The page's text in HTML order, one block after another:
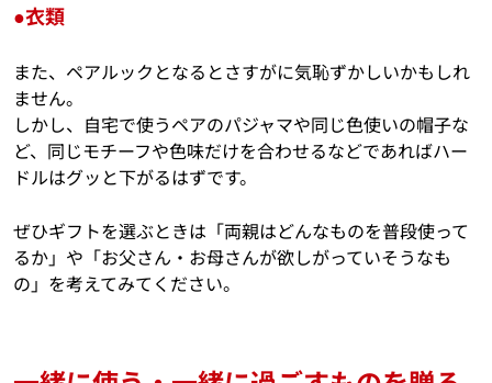
●衣類
また、ペアルックとなるとさすがに気恥ずかしいかもしれ
ません。
しかし、自宅で使うペアのパジャマや同じ色使いの帽子な
ど、同じモチーフや色味だけを合わせるなどであればハー
ドルはグッと下がるはずです。
ぜひギフトを選ぶときは「両親はどんなものを普段使って
るか」や「お父さん・お母さんが欲しがっていそうなも
の」を考えてみてください。